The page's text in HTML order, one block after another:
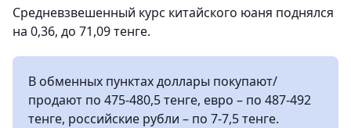
Средневзвешенный курс китайского юаня поднялся
на 0,36, до 71,09 тенге.
В обменных пунктах доллары покупают/
продают по 475-480,5 тенге, евро – по 487-492
тенге, российские рубли – по 7-7,5 тенге.